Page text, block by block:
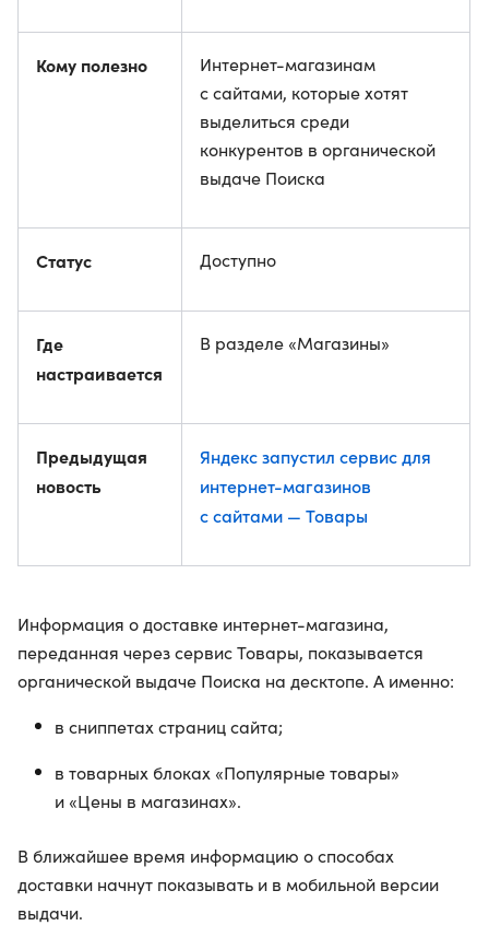
Кому полезно
Интернет-магазинам
с сайтами, которые хотят
выделиться среди
конкурентов в органической
выдаче Поиска
Статус Доступно
Где
настраивается
В разделе «Магазины»
Предыдущая
новость
Яндекс запустил сервис для
интернет-магазинов
с сайтами — Товары
Информация о доставке интернет-магазина,
переданная через сервис Товары, показывается
органической выдаче Поиска на десктопе. А именно:
в сниппетах страниц сайта;
в товарных блоках «Популярные товары»
и «Цены в магазинах».
В ближайшее время информацию о способах
доставки начнут показывать и в мобильной версии
выдачи.